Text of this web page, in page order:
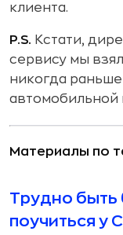
клиента.
P.S. Кстати,
сервису мы
никогда
автомобильной
Материалы по
Трудно быть
поучиться у